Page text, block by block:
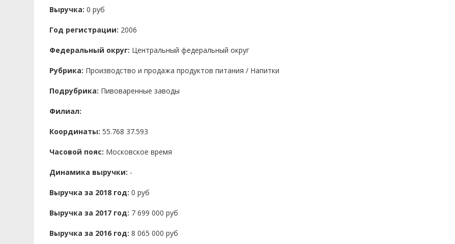
Выручка: 0 руб
Год регистрации: 2006
Федеральный округ: Центральный федеральный округ
Рубрика: Производство и продажа продуктов питания / Напитки
Подрубрика: Пивоваренные заводы
Филиал:
Координаты: 55.768 37.593
Часовой пояс: Московское время
Динамика выручки: -
Выручка за 2018 год: 0 руб
Выручка за 2017 год: 7 699 000 руб
Выручка за 2016 год: 8 065 000 руб